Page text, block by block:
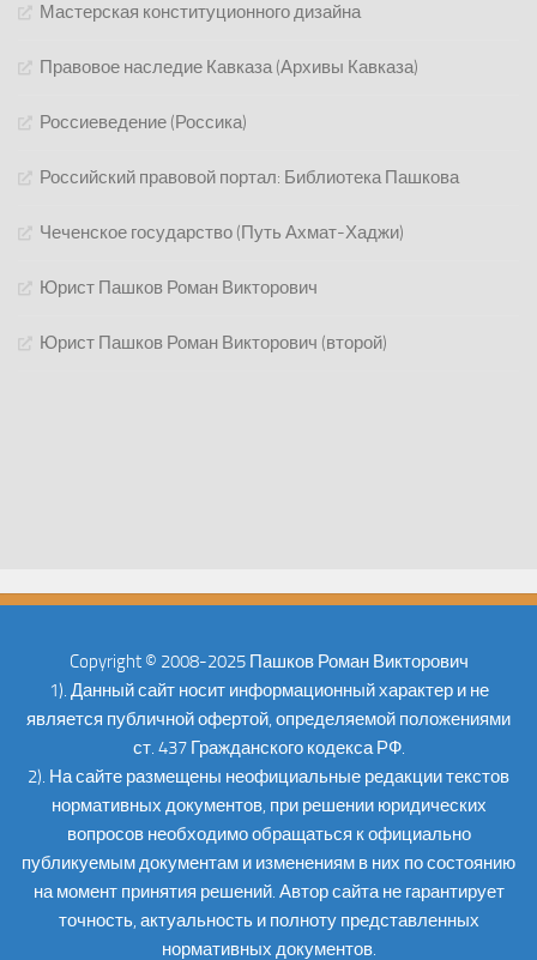
Мастерская конституционного дизайна
Правовое наследие Кавказа (Архивы Кавказа)
Россиеведение (Россика)
Российский правовой портал: Библиотека Пашкова
Чеченское государство (Путь Ахмат-Хаджи)
Юрист Пашков Роман Викторович
Юрист Пашков Роман Викторович (второй)
Copyright © 2008-2025 Пашков Роман Викторович
1). Данный сайт носит информационный характер и не
является публичной офертой, определяемой положениями
ст. 437 Гражданского кодекса РФ.
2). На сайте размещены неофициальные редакции текстов
нормативных документов, при решении юридических
вопросов необходимо обращаться к официально
публикуемым документам и изменениям в них по состоянию
на момент принятия решений. Автор сайта не гарантирует
точность, актуальность и полноту представленных
нормативных документов.